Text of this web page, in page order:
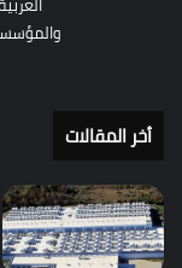
أخر المقالات